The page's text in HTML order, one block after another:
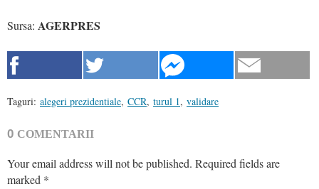
Sursa: AGERPRES
Taguri: alegeri prezidentiale, CCR, turul 1, validare
0 COMENTARII
Your email address will not be published. Required fields are
marked *